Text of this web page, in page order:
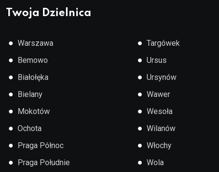
Twoja Dzielnica
● Warszawa
● Bemowo
● Białołęka
● Bielany
● Mokotów
● Ochota
● Praga Północ
● Praga Południe
● Targówek
● Ursus
● Ursynów
● Wawer
● Wesoła
● Wilanów
● Włochy
● Wola